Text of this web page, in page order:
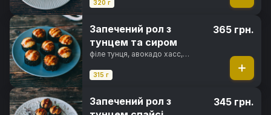
соус, сир пармезан, майонез
320 г
Запечений рол з
тунцем та сиром
філе тунця, авокадо хасс,
пармезан, японський майонез,
315 г
365 грн.
Запечений рол з
345 грн.